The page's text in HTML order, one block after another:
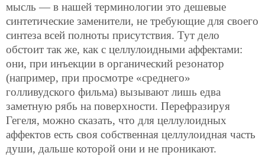
мысль — в нашей терминологии это дешевые
синтетические заменители, не требующие для своего
синтеза всей полноты присутствия. Тут дело
обстоит так же, как с целлулоидными аффектами:
они, при инъекции в органический резонатор
(например, при просмотре «среднего»
голливудского фильма) вызывают лишь едва
заметную рябь на поверхности. Перефразируя
Гегеля, можно сказать, что для целлулоидных
аффектов есть своя собственная целлулоидная часть
души, дальше которой они и не проникают.